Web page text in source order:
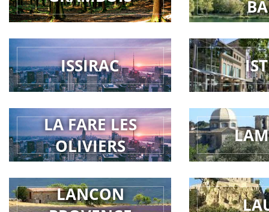
ISSIRAC
LA FARE LES
OLIVIERS
LANCON